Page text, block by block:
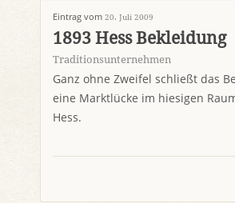
Eintrag vom 20. Juli 2009
1893 Hess Bekleidung
Traditionsunternehmen
Ganz ohne Zweifel schließt das
eine Marktlücke im hiesigen
Hess.